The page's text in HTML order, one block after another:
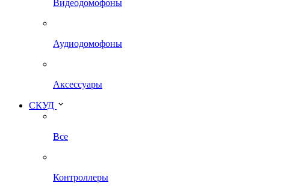
Видеодомофоны
Аудиодомофоны
Аксессуары
СКУД
Все
Контроллеры